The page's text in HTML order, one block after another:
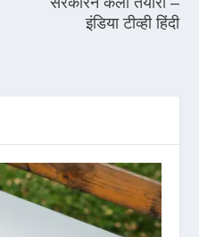
इंडिया टीव्ही हिंदी